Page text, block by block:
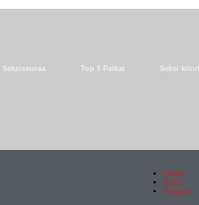
Seksiseuraa Top 5 Paikat Seksi
Home
2021
August